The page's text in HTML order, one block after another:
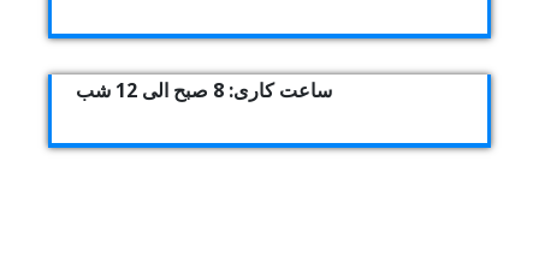
ساعت کاری: 8 صبح الی 12 شب